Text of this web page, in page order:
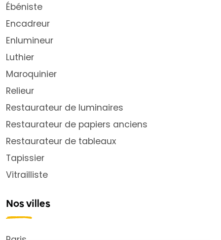
Ébéniste
Encadreur
Enlumineur
Luthier
Maroquinier
Relieur
Restaurateur de luminaires
Restaurateur de papiers anciens
Restaurateur de tableaux
Tapissier
Vitrailliste
Nos villes